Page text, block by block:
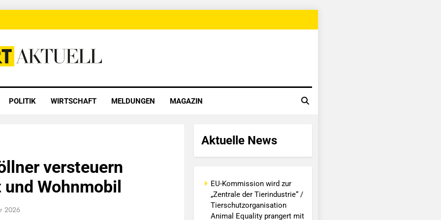
POLITIK WIRTSCHAFT MELDUNGEN MAGAZIN
versteuern
Wohnmobil
2026
Aktuelle News
EU-Kommission wird zur
„Zentrale der Tierindustrie“ /
Tierschutzorganisation
Animal Equality prangert mit